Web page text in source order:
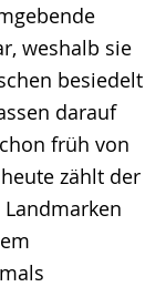
weshalb sie
besiedelt
darauf
früh von
zählt der